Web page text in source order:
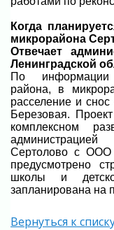
Когда
микрорайона
Отвечает
Ленинградской
По информации
района, в
расселение и
Березовая.
комплексном
Сертолово с
предусмотрено
школы и
запланирована на
Вернуться к